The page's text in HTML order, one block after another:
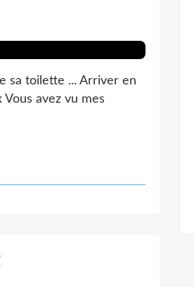
sa toilette ... Arriver en
avez vu mes